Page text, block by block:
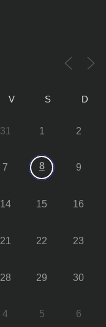
V S D
31 1 2
7 8 9
14 15 16
21 22 23
28 29 30
4 5 6